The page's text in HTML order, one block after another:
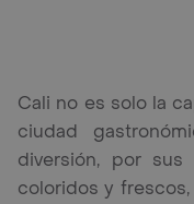
Cali no es solo la
ciudad
diversión, por sus
coloridos y